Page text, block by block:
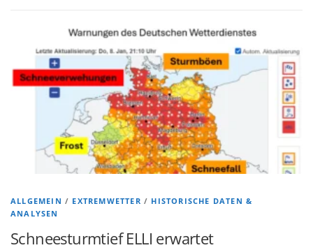
ALLGEMEIN / EXTREMWETTER / HISTORISCHE DATEN &
ANALYSEN
Schneesturmtief ELLI erwartet